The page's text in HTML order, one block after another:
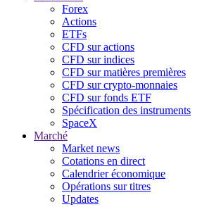
Forex
Actions
ETFs
CFD sur actions
CFD sur indices
CFD sur matières premières
CFD sur crypto-monnaies
CFD sur fonds ETF
Spécification des instruments
SpaceX
Marché
Market news
Cotations en direct
Calendrier économique
Opérations sur titres
Updates